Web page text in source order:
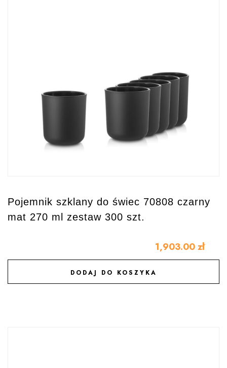
Pojemnik szklany do świec 70808 czarny
mat 270 ml zestaw 300 szt.
1,903.00 zł
DODAJ DO KOSZYKA
DODAJ DO ULUBIONYCH